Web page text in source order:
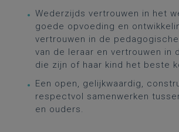
Wederzijds vertrouwen in het
goede opvoeding en
vertrouwen in de
van de leraar en vertrouwen in
die zijn of haar kind het beste
Een open, gelijkwaardig,
respectvol samenwerken
en ouders.